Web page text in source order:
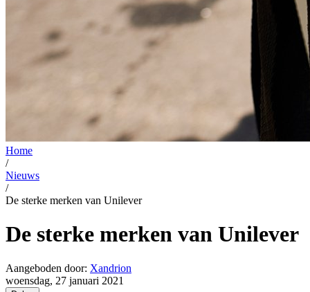
Home
/
Nieuws
/
De sterke merken van Unilever
De sterke merken van Unilever
Aangeboden door: Xandrion
woensdag, 27 januari 2021